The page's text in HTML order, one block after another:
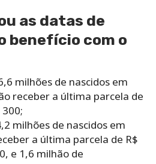
as datas de
benefício com o
milhões de nascidos em
receber a última parcela de
300;
milhões de nascidos em
a última parcela de R$
e 1,6 milhão de